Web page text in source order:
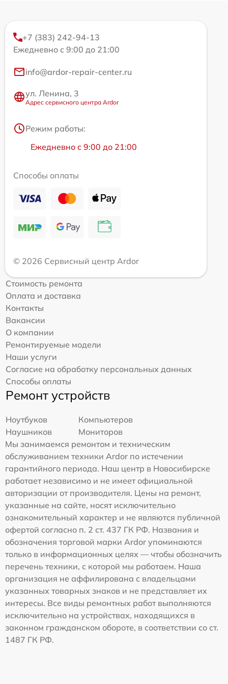
+7 (383) 242-94-13
Ежедневно с 9:00 до 21:00
info@ardor-repair-center.ru
ул. Ленина, 3
Адрес сервисного центра Ardor
Режим работы:
Ежедневно с 9:00 до 21:00
Способы оплаты
© 2026 Сервисный центр Ardor
Стоимость ремонта
Оплата и доставка
Контакты
Вакансии
О компании
Ремонтируемые модели
Наши услуги
Согласие на обработку персональных данных
Способы оплаты
Ремонт устройств
Ноутбуков
Компьютеров
Наушников
Мониторов
Мы занимаемся ремонтом и техническим
обслуживанием техники Ardor по истечении
гарантийного периода. Наш центр в Новосибирске
работает независимо и не имеет официальной
авторизации от производителя. Цены на ремонт,
указанные на сайте, носят исключительно
ознакомительный характер и не являются публичной
офертой согласно п. 2 ст. 437 ГК РФ. Названия и
обозначения торговой марки Ardor упоминаются
только в информационных целях — чтобы обозначить
перечень техники, с которой мы работаем. Наша
организация не аффилирована с владельцами
указанных товарных знаков и не представляет их
интересы. Все виды ремонтных работ выполняются
исключительно на устройствах, находящихся в
законном гражданском обороте, в соответствии со ст.
1487 ГК РФ.